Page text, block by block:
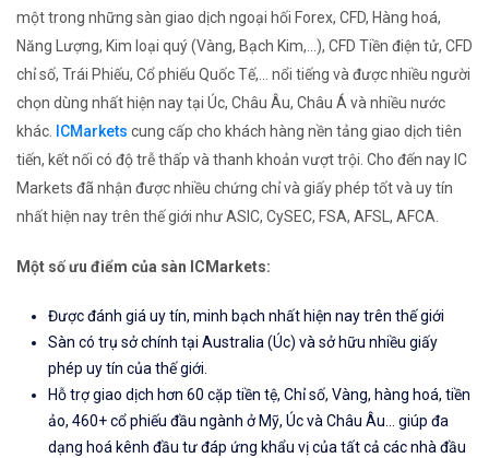
một trong những sàn giao dịch ngoại hối Forex, CFD, Hàng hoá,
Năng Lượng, Kim loại quý (Vàng, Bạch Kim,...), CFD Tiền điện tử, CFD
chỉ số, Trái Phiếu, Cổ phiếu Quốc Tế,... nổi tiếng và được nhiều người
chọn dùng nhất hiện nay tại Úc, Châu Âu, Châu Á và nhiều nước
khác. ICMarkets cung cấp cho khách hàng nền tảng giao dịch tiên
tiến, kết nối có độ trễ thấp và thanh khoản vượt trội. Cho đến nay IC
Markets đã nhận được nhiều chứng chỉ và giấy phép tốt và uy tín
nhất hiện nay trên thế giới như ASIC, CySEC, FSA, AFSL, AFCA.
Một số ưu điểm của sàn ICMarkets:
Được đánh giá uy tín, minh bạch nhất hiện nay trên thế giới
Sàn có trụ sở chính tại Australia (Úc) và sở hữu nhiều giấy
phép uy tín của thế giới.
Hỗ trợ giao dịch hơn 60 cặp tiền tệ, Chỉ số, Vàng, hàng hoá, tiền
ảo, 460+ cổ phiếu đầu ngành ở Mỹ, Úc và Châu Âu... giúp đa
dạng hoá kênh đầu tư đáp ứng khẩu vị của tất cả các nhà đầu